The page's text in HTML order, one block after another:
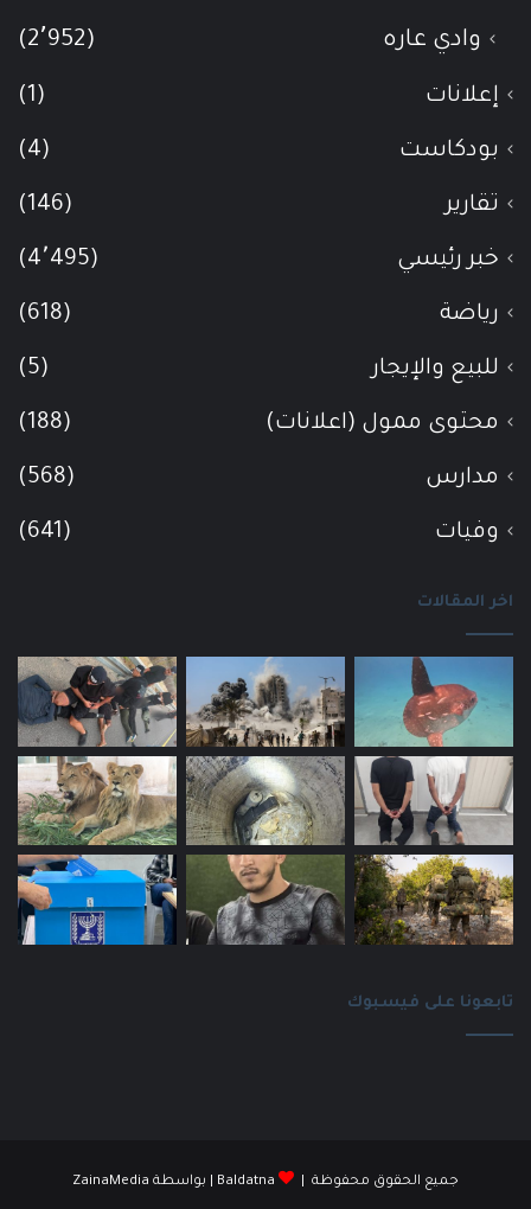
وادي عاره (2٬952)
إعلانات (1)
بودكاست (4)
تقارير (146)
خبر رئيسي (4٬495)
رياضة (618)
للبيع والإيجار (5)
محتوى ممول (اعلانات) (188)
مدارس (568)
وفيات (641)
اخر المقالات
تابعونا على فيسبوك
جميع الحقوق محفوظة | Baldatna | بواسطة ZainaMedia